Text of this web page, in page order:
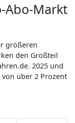
Abo-Markt
größeren
den Großteil
2025 und
über 2 Prozent